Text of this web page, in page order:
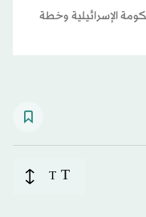
الإسرائيلية وخطة
T
T